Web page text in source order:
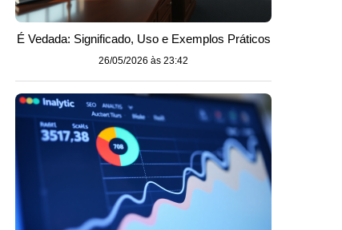
É Vedada: Significado, Uso e Exemplos Práticos
26/05/2026 às 23:42